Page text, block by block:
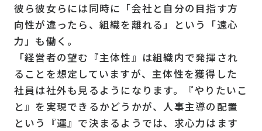
彼ら彼女らには同時に「会社と自分の目指す方
向性が違ったら、組織を離れる」という「遠心
力」も働く。
「経営者の望む『主体性』は組織内で発揮され
ることを想定していますが、主体性を獲得した
社員は社外も見るようになります。『やりたいこ
と』を実現できるかどうかが、人事主導の配置
という『運』で決まるようでは、求心力はます